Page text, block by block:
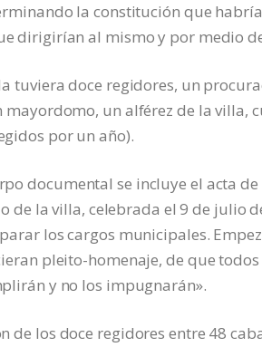
la constitución que
dirigirían al mismo y por medio
tuviera doce regidores, un
mayordomo, un alférez de la villa,
por un año).
documental se incluye el acta
de la villa, celebrada el 9 de julio
los cargos municipales.
pleito-homenaje, de que
y no los impugnarán».
de los doce regidores entre 48